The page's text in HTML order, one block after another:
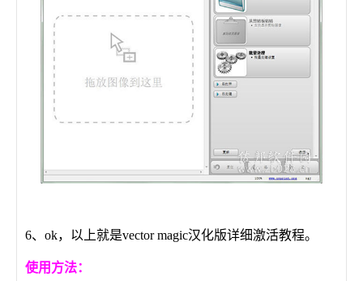
6、ok，以上就是vector magic汉化版详细激活教程。
使用方法：